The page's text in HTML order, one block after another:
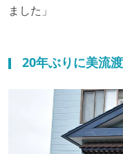
ました」
20年ぶりに美流